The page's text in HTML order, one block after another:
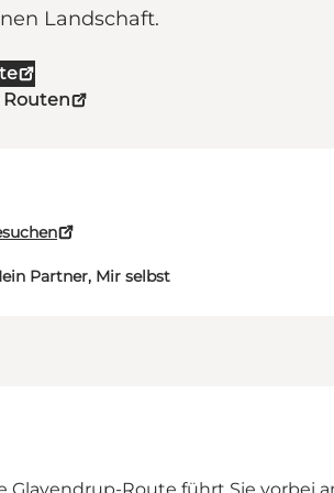
Landschaft.
Partner, Mir selbst